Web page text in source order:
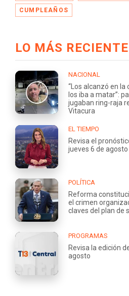
CUMPLEAÑOS
LO MÁS RECIENTE
NACIONAL
“Los alcanzó en la
los iba a matar”:
jugaban ring-raja
Vitacura
EL TIEMPO
Revisa el
jueves 6 de agosto
POLÍTICA
Reforma
el crimen
claves del plan de
PROGRAMAS
Revisa la edición
agosto